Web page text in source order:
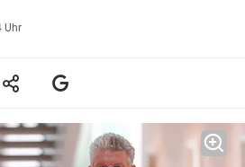
Uhr